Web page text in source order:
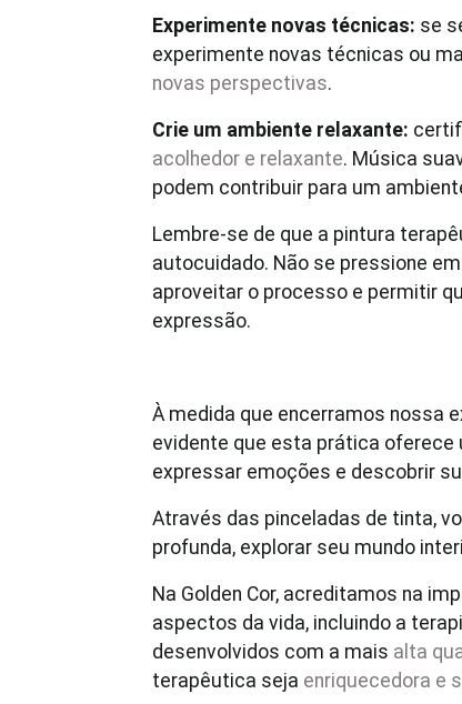
Experimente novas técnicas: se
experimente novas técnicas ou
novas perspectivas.
Crie um ambiente relaxante:
acolhedor e relaxante. Música
podem contribuir para um
Lembre-se de que a pintura
autocuidado. Não se pressione
aproveitar o processo e permitir
expressão.
À medida que encerramos nossa
evidente que esta prática oferece
expressar emoções e descobrir
Através das pinceladas de tinta,
profunda, explorar seu mundo
Na Golden Cor, acreditamos na
aspectos da vida, incluindo a
desenvolvidos com a mais alta
terapêutica seja enriquecedora e